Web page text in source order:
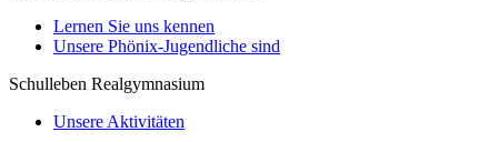
Lernen Sie uns kennen
Unsere Phönix-Jugendliche sind
Schulleben Realgymnasium
Unsere Aktivitäten